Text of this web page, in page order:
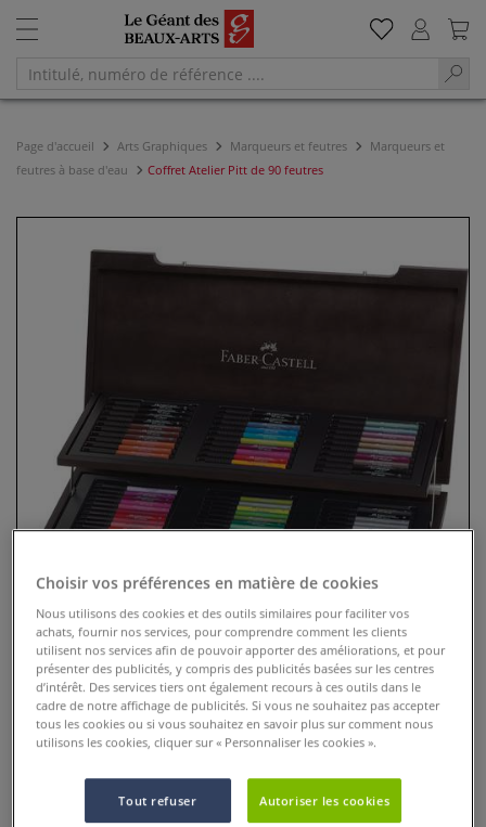
Page d'accueil Arts Graphiques Marqueurs et feutres
Marqueurs et
feutres à base d'eau
Coffret Atelier Pitt de 90 feutres
Coffret Atelier Pitt de 90 feutres
0 Commentaires
Choisir vos préférences en matière de cookies
Nous utilisons des cookies et des outils similaires pour faciliter vos
achats, fournir nos services, pour comprendre comment les clients
utilisent nos services afin de pouvoir apporter des améliorations, et pour
présenter des publicités, y compris des publicités basées sur les centres
d’intérêt. Des services tiers ont également recours à ces outils dans le
cadre de notre affichage de publicités. Si vous ne souhaitez pas accepter
tous les cookies ou si vous souhaitez en savoir plus sur comment nous
utilisons les cookies, cliquer sur « Personnaliser les cookies ».
Tout refuser Autoriser les cookies